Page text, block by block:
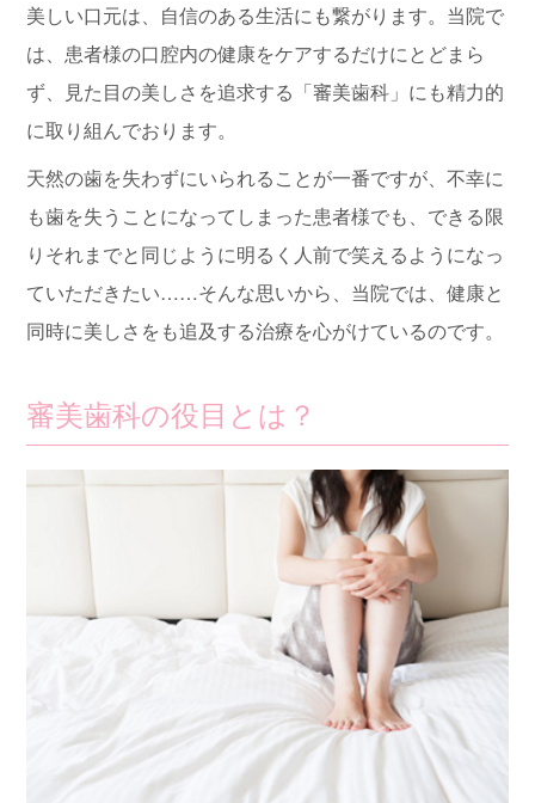
美しい口元は、自信のある生活にも繋がります。当院で
は、患者様の口腔内の健康をケアするだけにとどまら
ず、見た目の美しさを追求する「審美歯科」にも精力的
に取り組んでおります。
天然の歯を失わずにいられることが一番ですが、不幸に
も歯を失うことになってしまった患者様でも、できる限
りそれまでと同じように明るく人前で笑えるようになっ
ていただきたい……そんな思いから、当院では、健康と
同時に美しさをも追及する治療を心がけているのです。
審美歯科の役目とは？